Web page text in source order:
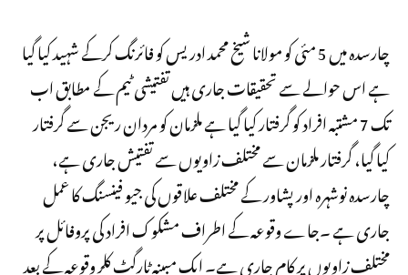
چارسدہ میں 5 مئی کو مولانا شیخ محمد ادریس کو فائرنگ کرکے شہید کیا گیا
ہے اس حوالے سے تحقیقات جاری ہیں تفتیشی ٹیم کے مطابق اب
تک 7 مشتبہ افراد کو گرفتار کیا گیا ہے ملزمان کو مردان ریجن سے گرفتار
کیا گیا، گرفتار ملزمان سے مختلف زاویوں سے تفتیش جاری ہے،
چارسدہ نوشہرہ اور پشاور کے مختلف علاقوں کی جیو فینسنگ کا عمل
جاری ہے ۔جاے وقوعہ کے اطراف مشکوک افراد کی پروفائل پر
مختلف زاویوں پر کام جاری ہے۔ ایک مبینہ ٹارگٹ کلر وقوعہ کے بعد